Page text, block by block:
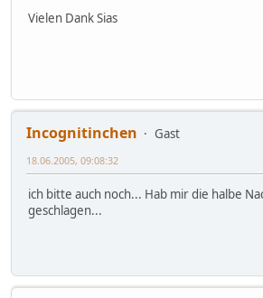
Vielen Dank Sias
Incognitinchen
Gast
18.06.2005, 09:08:32
ich bitte auch noch... Hab mir die halbe
geschlagen...